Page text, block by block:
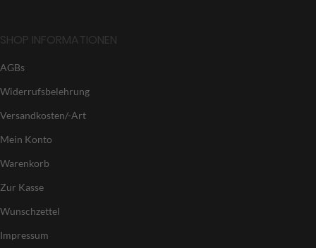
SHOP INFORMATIONEN
AGBs
Widerrufsbelehrung
Versandkosten/-Art
Mein Konto
Warenkorb
Zur Kasse
Wunschzettel
Impressum